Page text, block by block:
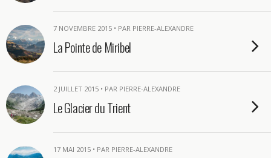
7 NOVEMBRE 2015 • PAR PIERRE-ALEXANDRE
La Pointe de Miribel
2 JUILLET 2015 • PAR PIERRE-ALEXANDRE
Le Glacier du Trient
17 MAI 2015 • PAR PIERRE-ALEXANDRE